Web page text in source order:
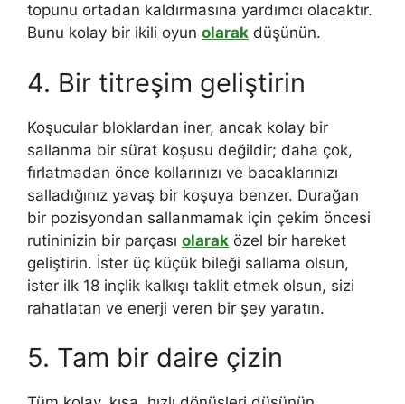
topunu ortadan kaldırmasına yardımcı olacaktır.
Bunu kolay bir ikili oyun olarak düşünün.
4. Bir titreşim geliştirin
Koşucular bloklardan iner, ancak kolay bir
sallanma bir sürat koşusu değildir; daha çok,
fırlatmadan önce kollarınızı ve bacaklarınızı
salladığınız yavaş bir koşuya benzer. Durağan
bir pozisyondan sallanmamak için çekim öncesi
rutininizin bir parçası olarak özel bir hareket
geliştirin. İster üç küçük bileği sallama olsun,
ister ilk 18 inçlik kalkışı taklit etmek olsun, sizi
rahatlatan ve enerji veren bir şey yaratın.
5. Tam bir daire çizin